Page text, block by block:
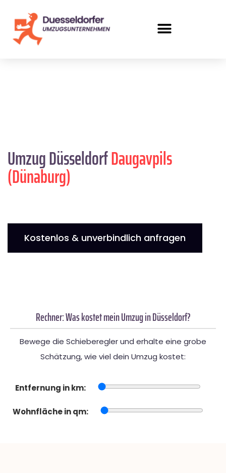
Umzug DüsseldorfDaugavpils
(Dünaburg)
Kostenlos & unverbindlich anfragen
Rechner: Was kostet mein Umzug in Düsseldorf?
Bewege die Schieberegler und erhalte eine grobe
Schätzung, wie viel dein Umzug kostet:
Entfernung in km:
Wohnfläche in qm: